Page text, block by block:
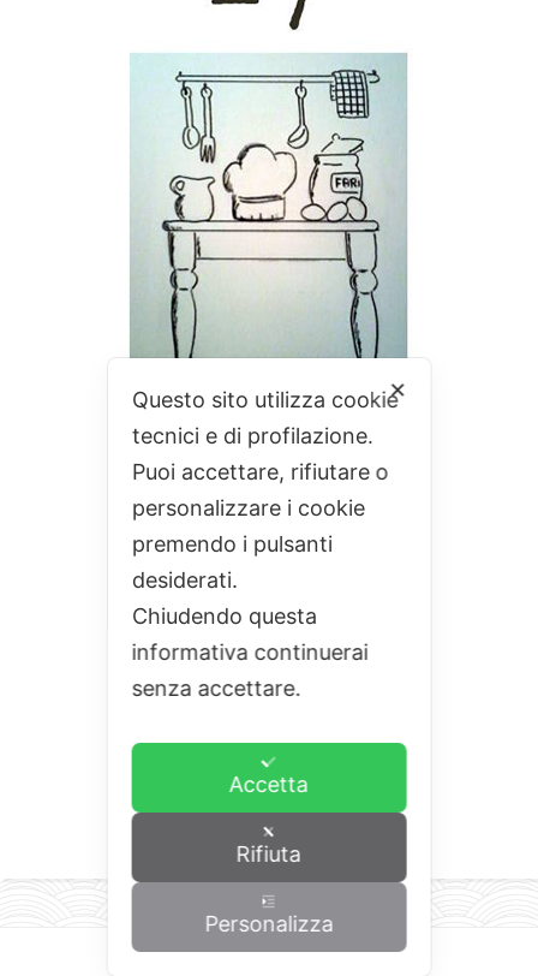
✕
Questo sito utilizza cookie
tecnici e di profilazione.
Puoi accettare, rifiutare o
personalizzare i cookie
premendo i pulsanti
desiderati.
Chiudendo questa
informativa continuerai
senza accettare.
Accetta
Rifiuta
Personalizza